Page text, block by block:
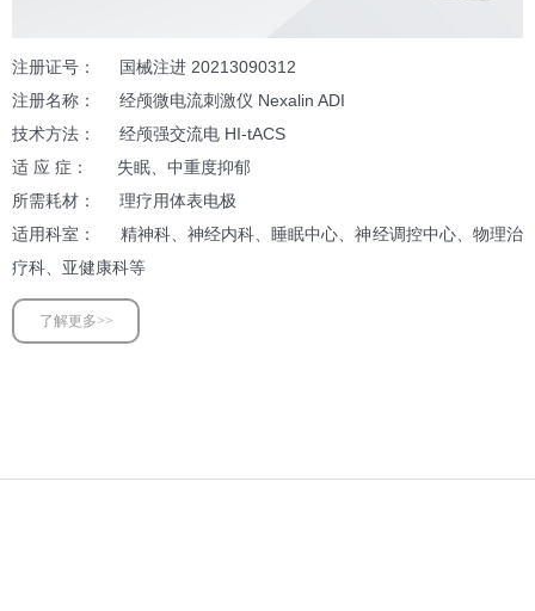
注册证号： 国械注进 20213090312
注册名称： 经颅微电流刺激仪 Nexalin ADI
技术方法： 经颅强交流电 HI-tACS
适 应 症 ：
失眠、中重度抑郁
所需耗材： 理疗用体表电极
适用科室： 精神科、神经内科、睡眠中心、神经调控中心、物理治
疗科、亚健康科等
了解更多>>